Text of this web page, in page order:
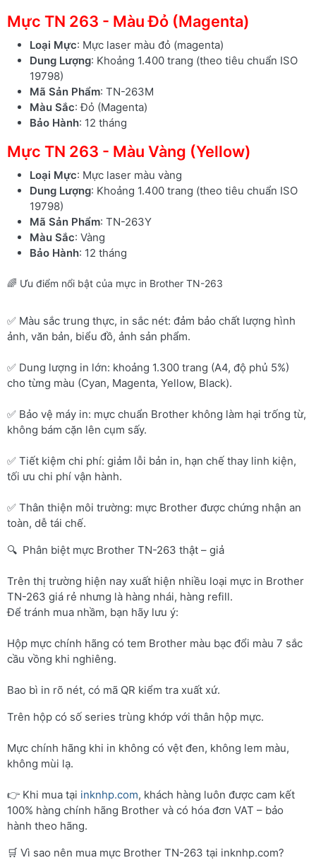
Mực TN 263 - Màu Đỏ (Magenta)
Loại Mực: Mực laser màu đỏ (magenta)
Dung Lượng: Khoảng 1.400 trang (theo tiêu chuẩn ISO
19798)
Mã Sản Phẩm: TN-263M
Màu Sắc: Đỏ (Magenta)
Bảo Hành: 12 tháng
Mực TN 263 - Màu Vàng (Yellow)
Loại Mực: Mực laser màu vàng
Dung Lượng: Khoảng 1.400 trang (theo tiêu chuẩn ISO
19798)
Mã Sản Phẩm: TN-263Y
Màu Sắc: Vàng
Bảo Hành: 12 tháng
🌈 Ưu điểm nổi bật của mực in Brother TN-263
✅ Màu sắc trung thực, in sắc nét: đảm bảo chất lượng hình
ảnh, văn bản, biểu đồ, ảnh sản phẩm.
✅ Dung lượng in lớn: khoảng 1.300 trang (A4, độ phủ 5%)
cho từng màu (Cyan, Magenta, Yellow, Black).
✅ Bảo vệ máy in: mực chuẩn Brother không làm hại trống từ,
không bám cặn lên cụm sấy.
✅ Tiết kiệm chi phí: giảm lỗi bản in, hạn chế thay linh kiện,
tối ưu chi phí vận hành.
✅ Thân thiện môi trường: mực Brother được chứng nhận an
toàn, dễ tái chế.
🔍 Phân biệt mực Brother TN-263 thật – giả
Trên thị trường hiện nay xuất hiện nhiều loại mực in Brother
TN-263 giá rẻ nhưng là hàng nhái, hàng refill.
Để tránh mua nhầm, bạn hãy lưu ý:
Hộp mực chính hãng có tem Brother màu bạc đổi màu 7 sắc
cầu vồng khi nghiêng.
Bao bì in rõ nét, có mã QR kiểm tra xuất xứ.
Trên hộp có số series trùng khớp với thân hộp mực.
Mực chính hãng khi in không có vệt đen, không lem màu,
không mùi lạ.
👉 Khi mua tại inknhp.com, khách hàng luôn được cam kết
100% hàng chính hãng Brother và có hóa đơn VAT – bảo
hành theo hãng.
🛒 Vì sao nên mua mực Brother TN-263 tại inknhp.com?